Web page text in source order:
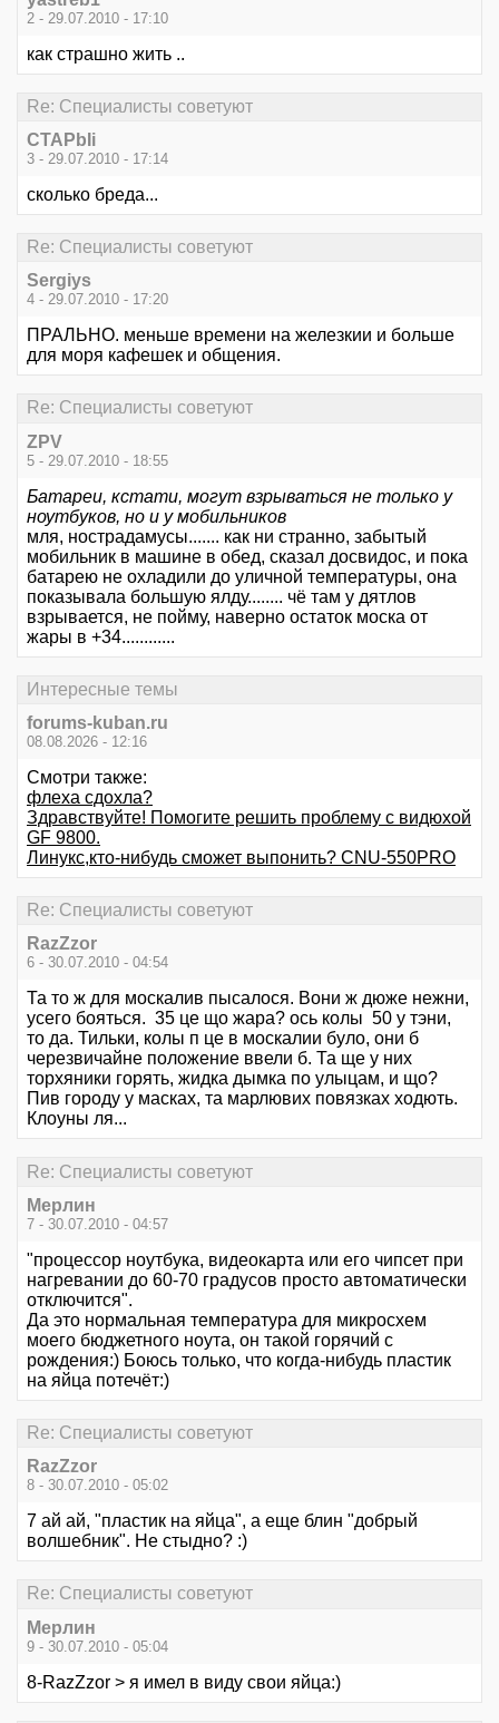
2 - 29.07.2010 - 17:10
как страшно жить ..
Re: Специалисты советуют
CTAPbIi
3 - 29.07.2010 - 17:14
сколько бреда...
Re: Специалисты советуют
Sergiys
4 - 29.07.2010 - 17:20
ПРАЛЬНО. меньше времени на железкии и больше
для моря кафешек и общения.
Re: Специалисты советуют
ZPV
5 - 29.07.2010 - 18:55
Батареи, кстати, могут взрываться не только у
ноутбуков, но и у мобильников
мля, нострадамусы....... как ни странно, забытый
мобильник в машине в обед, сказал досвидос, и пока
батарею не охладили до уличной температуры, она
показывала большую ялду........ чё там у дятлов
взрывается, не пойму, наверно остаток моска от
жары в +34............
Интересные темы
forums-kuban.ru
08.08.2026 - 12:16
Смотри также:
флеха сдохла?
Здравствуйте! Помогите решить проблему с видюхой
GF 9800.
Линукс,кто-нибудь сможет выпонить? CNU-550PRO
Re: Специалисты советуют
RazZzor
6 - 30.07.2010 - 04:54
Та то ж для москалив пысалося. Вони ж дюже нежни,
усего бояться. 35 це що жара? ось колы 50 у тэни,
то да. Тильки, колы п це в москалии було, они б
черезвичайне положение ввели б. Та ще у них
торхяники горять, жидка дымка по улыцам, и що?
Пив городу у масках, та марлювих повязках ходють.
Клоуны ля...
Re: Специалисты советуют
Мерлин
7 - 30.07.2010 - 04:57
"процессор ноутбука, видеокарта или его чипсет при
нагревании до 60-70 градусов просто автоматически
отключится".
Да это нормальная температура для микросхем
моего бюджетного ноута, он такой горячий с
рождения:) Боюсь только, что когда-нибудь пластик
на яйца потечёт:)
Re: Специалисты советуют
RazZzor
8 - 30.07.2010 - 05:02
7 ай ай, "пластик на яйца", а еще блин "добрый
волшебник". Не стыдно? :)
Re: Специалисты советуют
Мерлин
9 - 30.07.2010 - 05:04
8-RazZzor > я имел в виду свои яйца:)